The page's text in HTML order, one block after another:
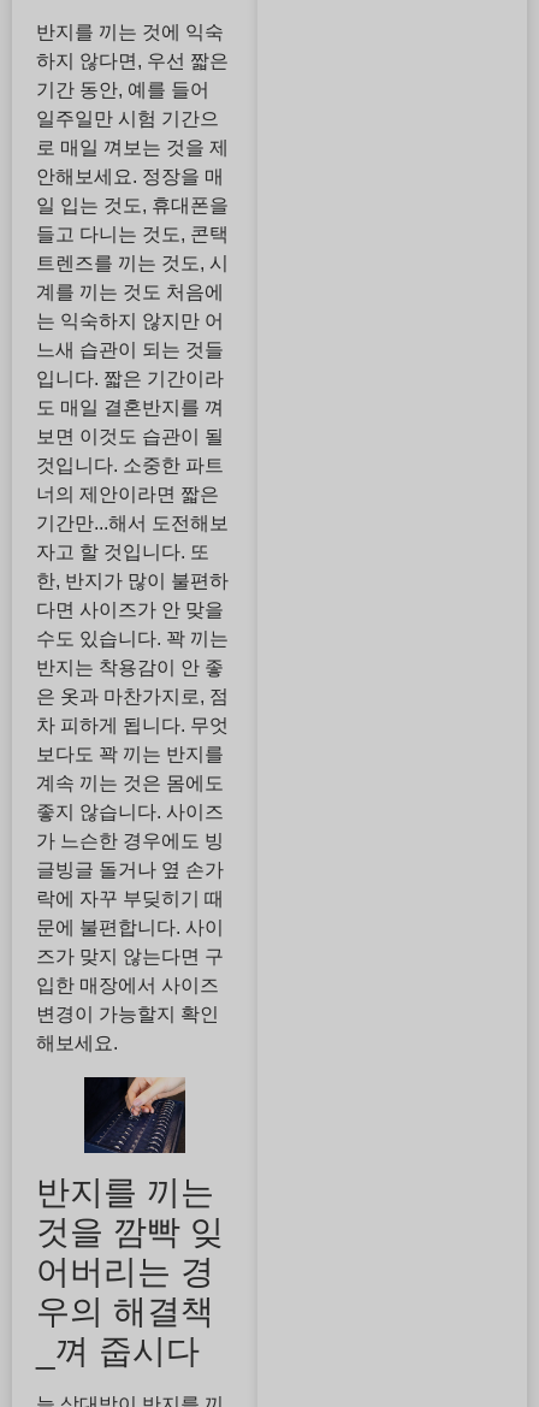
반지를 끼는 것에 익숙
하지 않다면, 우선 짧은
기간 동안, 예를 들어
일주일만 시험 기간으
로 매일 껴보는 것을 제
안해보세요. 정장을 매
일 입는 것도, 휴대폰을
들고 다니는 것도, 콘택
트렌즈를 끼는 것도, 시
계를 끼는 것도 처음에
는 익숙하지 않지만 어
느새 습관이 되는 것들
입니다. 짧은 기간이라
도 매일 결혼반지를 껴
보면 이것도 습관이 될
것입니다. 소중한 파트
너의 제안이라면 짧은
기간만...해서 도전해보
자고 할 것입니다. 또
한, 반지가 많이 불편하
다면 사이즈가 안 맞을
수도 있습니다. 꽉 끼는
반지는 착용감이 안 좋
은 옷과 마찬가지로, 점
차 피하게 됩니다. 무엇
보다도 꽉 끼는 반지를
계속 끼는 것은 몸에도
좋지 않습니다. 사이즈
가 느슨한 경우에도 빙
글빙글 돌거나 옆 손가
락에 자꾸 부딪히기 때
문에 불편합니다. 사이
즈가 맞지 않는다면 구
입한 매장에서 사이즈
변경이 가능할지 확인
해보세요.
반지를 끼는
것을 깜빡 잊
어버리는 경
우의 해결책
_껴 줍시다